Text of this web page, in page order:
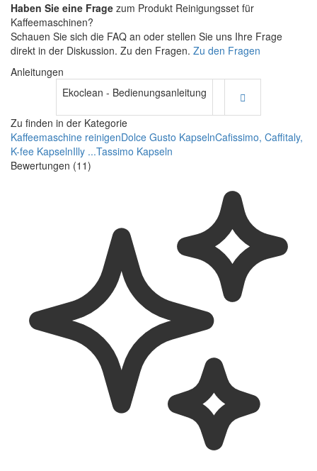
Haben Sie eine Frage zum Produkt Reinigungsset für
Kaffeemaschinen?
Schauen Sie sich die FAQ an oder stellen Sie uns Ihre Frage
direkt in der Diskussion. Zu den Fragen. Zu den Fragen
Anleitungen
Ekoclean - Bedienungsanleitung
Zu finden in der Kategorie
Kaffeemaschine reinigenDolce Gusto KapselnCafissimo, Caffitaly,
K-fee KapselnIlly ...Tassimo Kapseln
Bewertungen (11)